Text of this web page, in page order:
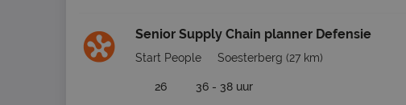
Senior Supply Chain planner Defensie
Start People Soesterberg (27 km)
26 36 - 38 uur